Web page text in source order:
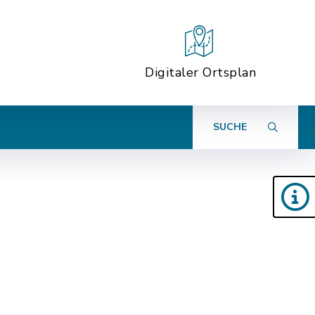
Digitaler Ortsplan
SUCHE